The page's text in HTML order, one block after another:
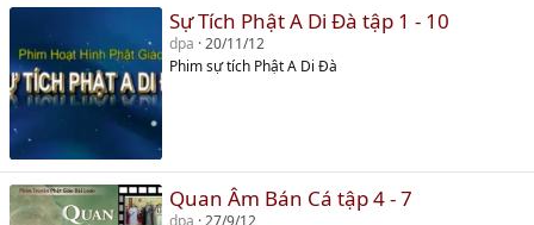
Sự Tích Phật A Di Đà tập 1 - 10
dpa 20/11/12
Phim sự tích Phật A Di Đà
Quan Âm Bán Cá tập 4 - 7
dpa 27/9/12